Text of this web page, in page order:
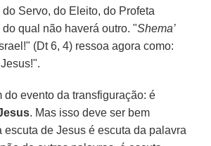
do Servo, do Eleito, do Profeta
qual não haverá outro. "Shema’
(Dt 6, 4) ressoa agora como:
do evento da transfiguração: é
. Mas isso deve ser bem
escuta de Jesus é escuta da palavra